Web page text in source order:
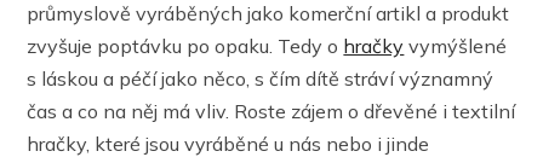
průmyslově vyráběných jako komerční artikl a produkt
zvyšuje poptávku po opaku. Tedy o hračky vymýšlené
s láskou a péčí jako něco, s čím dítě stráví významný
čas a co na něj má vliv. Roste zájem o dřevěné i textilní
hračky, které jsou vyráběné u nás nebo i jinde